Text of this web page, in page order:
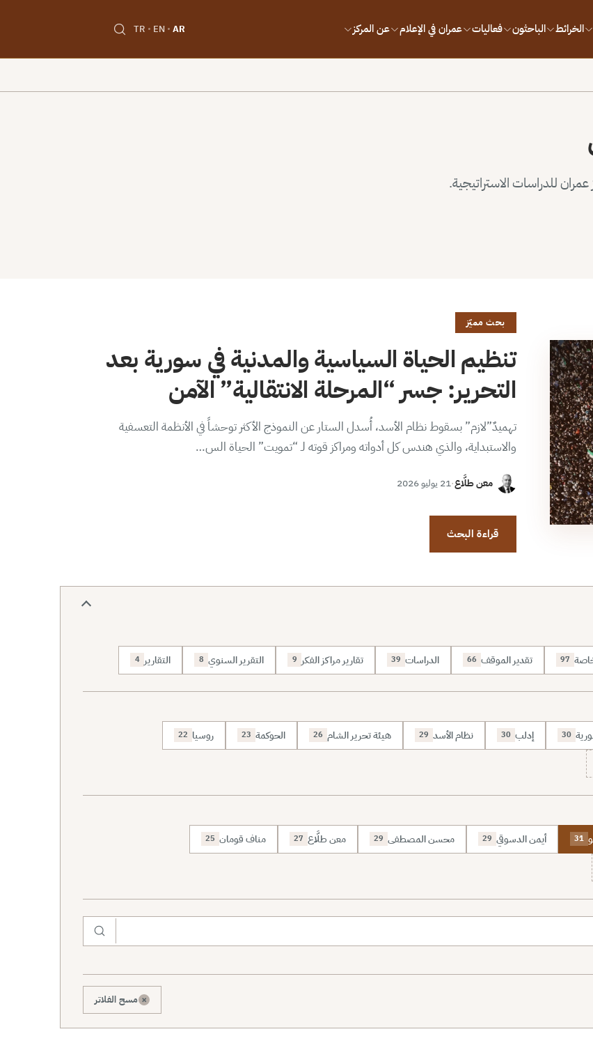
الخرائط الباحثون فعاليات عمران في الإعلام عن المركز AR
EN
TR
للدراسات الاستراتيجية.
بحث مميّز
تنظيم الحياة السياسية والمدنية في سورية بعد
التحرير: جسر “المرحلة الانتقالية” الآمن
تهميدٌ”لازم” بسقوط نظام الأسد، أُسدل الستار عن النموذج الأكثر توحشاً في الأنظمة التعسفية
والاستبداية، والذي هندس كل أدواته ومراكز قوته لـ “تمويت” الحياة الس…
معن طلَّاع·21 يوليو 2026
قراءة البحث
97 تقدير الموقف 66 الدراسات 39 تقارير مراكز الفكر 9 التقرير السنوي 8 التقارير 4
30 إدلب 30 نظام الأسد 29 هيئة تحرير الشام 26 الحوكمة 23 روسيا 22
31 أيمن الدسوقي 29 محسن المصطفى 29 معن طلَّاع 27 مناف قومان 25
× مسح الفلاتر